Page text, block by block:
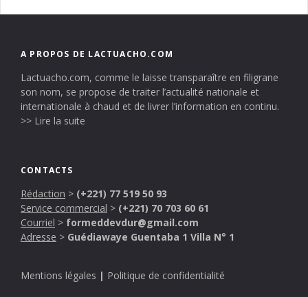
A PROPOS DE LACTUACHO.COM
Lactuacho.com, comme le laisse transparaître en filigrane
son nom, se propose de traiter l’actualité nationale et
internationale à chaud et de livrer l’information en continu.
>> Lire la suite
CONTACTS
Rédaction > (+221) 77 519 50 93
Service commercial > (+221) 70 703 60 61
Courriel > formeddevdur@gmail.com
Adresse > Guédiawaye Guentaba 1 Villa N° 1
Mentions légales | Politique de confidentialité